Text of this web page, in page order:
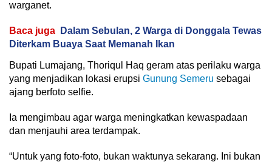
warganet.
Baca juga
Dalam Sebulan, 2 Warga di Donggala Tewas
Diterkam Buaya Saat Memanah Ikan
Bupati Lumajang, Thoriqul Haq geram atas perilaku warga
yang menjadikan lokasi erupsi Gunung Semeru sebagai
ajang berfoto selfie.
Ia mengimbau agar warga meningkatkan kewaspadaan
dan menjauhi area terdampak.
“Untuk yang foto-foto, bukan waktunya sekarang. Ini bukan